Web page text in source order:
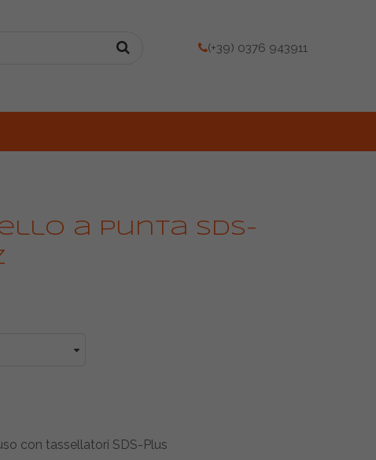
(+39) 0376 943911
a punta SDS-
con tassellatori SDS-Plus